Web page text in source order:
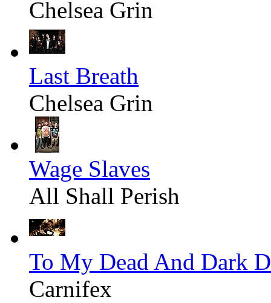
Chelsea Grin
Last Breath
Chelsea Grin
Wage Slaves
All Shall Perish
To My Dead And Dark
Carnifex